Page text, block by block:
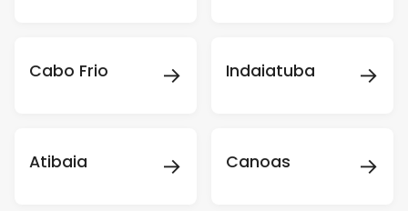
Cabo Frio → Indaiatuba →
Atibaia → Canoas →